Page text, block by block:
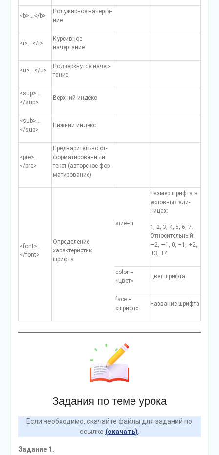
<b>…</b>
Полужирное начерта­
ние
<i>…</i>
Курсивное
начертание
<u>…</u>
Подчеркнутое начер­
тание
<sup>…
</sup>
Верхний индекс
<sub>…
</sub>
Нижний индекс
<pre>…
</pre>
Предварительно от­
форматированный
текст (авторское фор­
матирование)
<font>…
</font>
Определение
характе­ристик
шрифта
size=n
Размер шрифта в
условных еди­
ницах:
1, 2, 3, 4, 5, 6, 7.
Относительный:
—2, —1, 0, +1, +2,
+3, +4
соlor =
«цвет»
Цвет шрифта
face =
«шрифт»
Название шрифта
Задания по теме урока
Если необходимо, скачайте файлы для заданий по
ссылке (скачать)
Задание 1.